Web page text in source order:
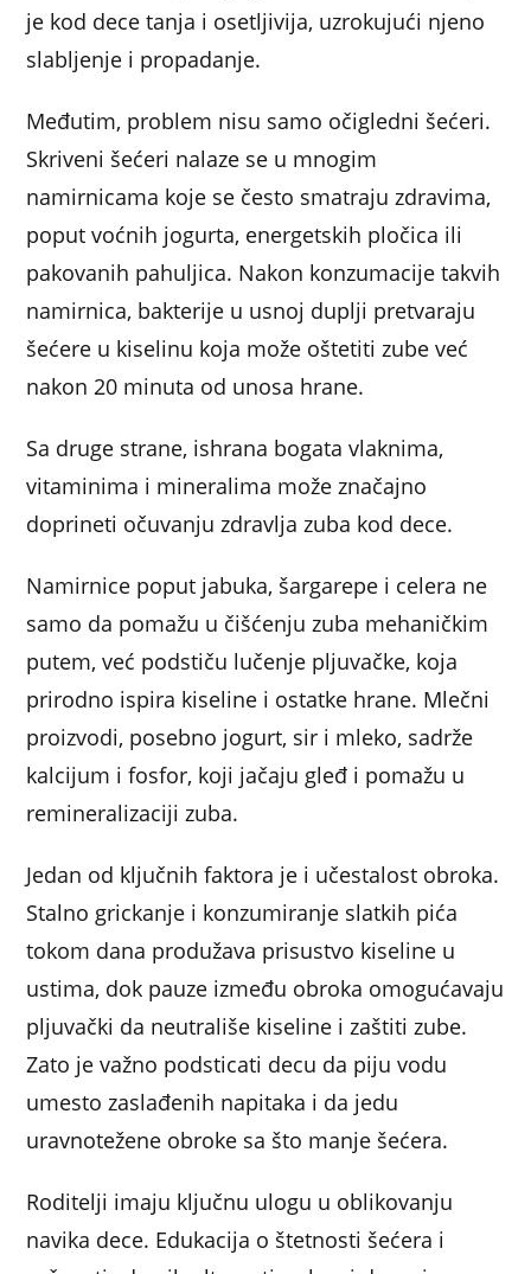
je kod dece tanja i osetljivija, uzrokujući njeno
slabljenje i propadanje.
Međutim, problem nisu samo očigledni šećeri.
Skriveni šećeri nalaze se u mnogim
namirnicama koje se često smatraju zdravima,
poput voćnih jogurta, energetskih pločica ili
pakovanih pahuljica. Nakon konzumacije takvih
namirnica, bakterije u usnoj duplji pretvaraju
šećere u kiselinu koja može oštetiti zube već
nakon 20 minuta od unosa hrane.
Sa druge strane, ishrana bogata vlaknima,
vitaminima i mineralima može značajno
doprineti očuvanju zdravlja zuba kod dece.
Namirnice poput jabuka, šargarepe i celera ne
samo da pomažu u čišćenju zuba mehaničkim
putem, već podstiču lučenje pljuvačke, koja
prirodno ispira kiseline i ostatke hrane. Mlečni
proizvodi, posebno jogurt, sir i mleko, sadrže
kalcijum i fosfor, koji jačaju gleđ i pomažu u
remineralizaciji zuba.
Jedan od ključnih faktora je i učestalost obroka.
Stalno grickanje i konzumiranje slatkih pića
tokom dana produžava prisustvo kiseline u
ustima, dok pauze između obroka omogućavaju
pljuvački da neutrališe kiseline i zaštiti zube.
Zato je važno podsticati decu da piju vodu
umesto zaslađenih napitaka i da jedu
uravnotežene obroke sa što manje šećera.
Roditelji imaju ključnu ulogu u oblikovanju
navika dece. Edukacija o štetnosti šećera i